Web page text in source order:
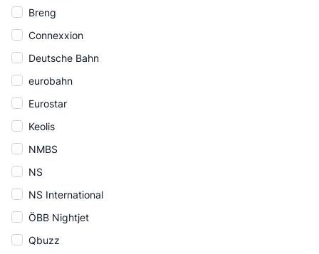
Breng
Connexxion
Deutsche Bahn
eurobahn
Eurostar
Keolis
NMBS
NS
NS International
ÖBB Nightjet
Qbuzz